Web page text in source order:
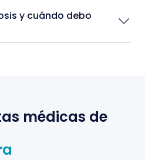
y cuándo debo
médicas de